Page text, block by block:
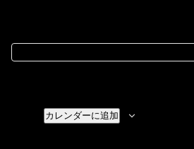
カレンダーに追加